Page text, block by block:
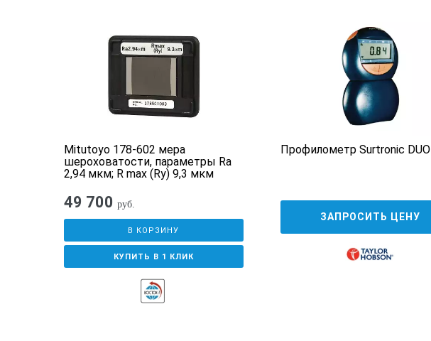
диапазон измерения
радиус насадки
масса
Основной блок
Mitutoyo 178-602 мера
шероховатости, параметры Ra
2,94 мкм; R max (Ry) 9,3 мкм
49 700 руб.
В КОРЗИНУ
КУПИТЬ В 1 КЛИК
Профилометр Surtronic DUO
ЗАПРОСИТЬ ЦЕНУ